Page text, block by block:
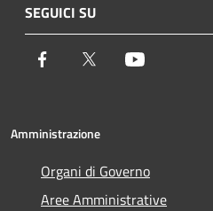
SEGUICI SU
Facebook Twitter
Amministrazione
Organi di Governo
Aree Amministrative